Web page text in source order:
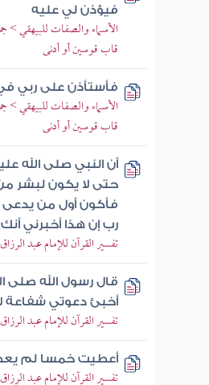
فيؤذن لي عليه
الأسماء والصفات للبيهقي >
قاب قوسين أو أدنى
فأستأذن على ربي
الأسماء والصفات للبيهقي >
قاب قوسين أو أدنى
أن النبي صلى الله
حتى لا يكون لبشر
فأكون أول من يدعى
رب إن هذا أخبرني
تفسير القرآن للإمام عبد
قال رسول الله صلى
أخبئ دعوتي شفاعة
تفسير القرآن للإمام عبد
أعطيت خمسا لم
تفسير القرآن للإمام عبد